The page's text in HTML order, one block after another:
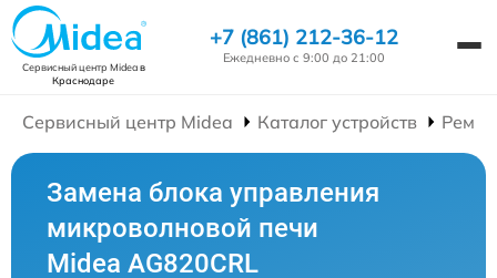
Сервисный центр Mideaв
Краснодаре
+7 (861) 212-36-12
Ежедневно с 9:00 до 21:00
Сервисный центр Midea Каталог устройств
Замена блока управления
микроволновой печи
Midea AG820CRL